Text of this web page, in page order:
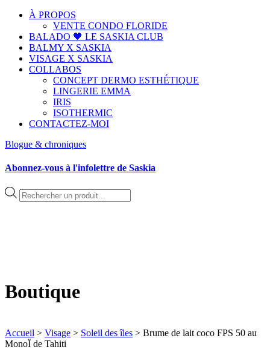
À PROPOS
VENTE CONDO FLORIDE
BALADO 🖤 LE SASKIA CLUB
BALMY X SASKIA
VISAGE X SASKIA
COLLABOS
CONCEPT DERMO ESTHÉTIQUE
LINGERIE EMMA
IRIS
ISOTHERMIC
CONTACTEZ-MOI
Blogue & chroniques
Abonnez-vous à l'infolettre de Saskia
Recherche
de
Boutique
Accueil > Visage > Soleil des îles > Brume de lait coco FPS 50 au
MonoÏ de Tahiti